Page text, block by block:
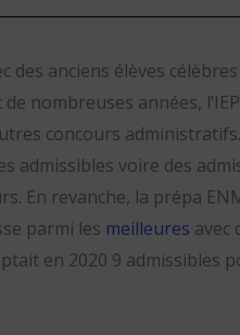
des anciens élèves
nombreuses années,
concours administratifs.
admissibles voire des
En revanche, la prépa
parmi les meilleures avec
en 2020 9 admissibles